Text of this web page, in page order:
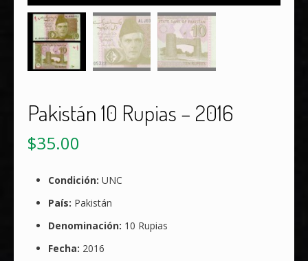
Pakistán 10 Rupias – 2016
$35.00
Condición: UNC
País: Pakistán
Denominación: 10 Rupias
Fecha: 2016